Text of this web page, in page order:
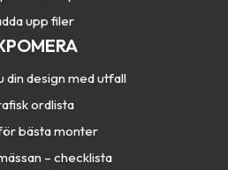
upp filer
din design med utfall
ordlista
bästa monter
– checklista